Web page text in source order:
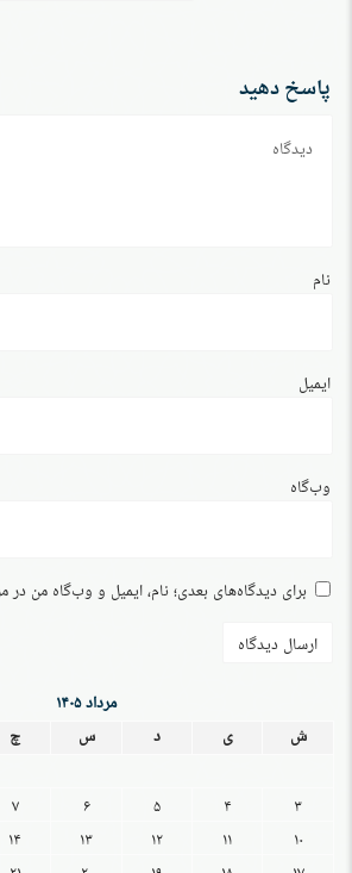
پاسخ دهید
نام
ایمیل
وب‌گاه
برای دیدگاه‌های بعدی؛ نام، ایمیل و وب‌گاه من در
مرداد ۱۴۰۵
ش
ی د س چ
۳
۴ ۵ ۶ ۷
۱۰
۱۱ ۱۲ ۱۳ ۱۴